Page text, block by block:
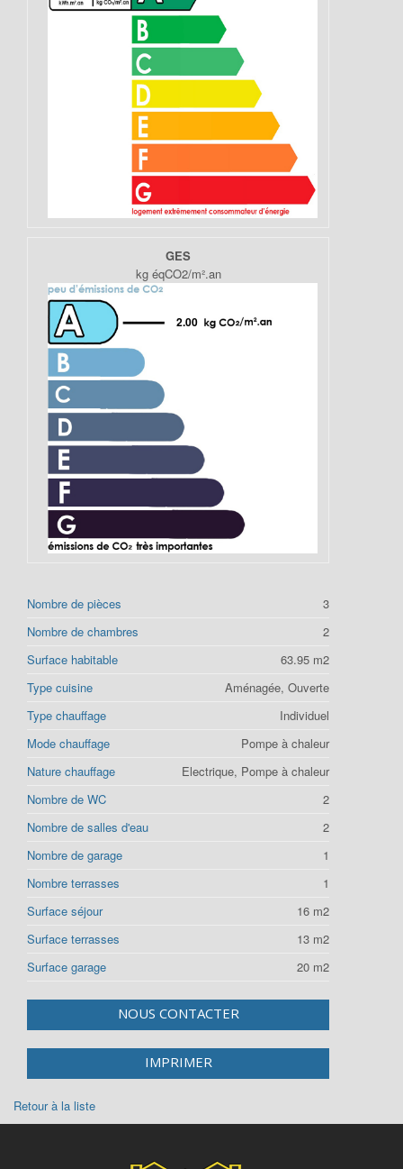
GES
kg éqCO2/m².an
2.00
Nombre de pièces
3
Nombre de chambres
2
Surface habitable
63.95 m2
Type cuisine
Aménagée, Ouverte
Type chauffage
Individuel
Mode chauffage
Pompe à chaleur
Nature chauffage
Electrique, Pompe à chaleur
Nombre de WC
2
Nombre de salles d'eau
2
Nombre de garage
1
Nombre terrasses
1
Surface séjour
16 m2
Surface terrasses
13 m2
Surface garage
20 m2
NOUS CONTACTER
IMPRIMER
Retour à la liste